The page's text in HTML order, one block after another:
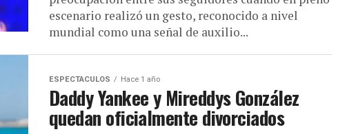
escenario realizó un gesto, reconocido a nivel
mundial como una señal de auxilio...
ESPECTACULOS Hace 1 año
Daddy Yankee y Mireddys González
quedan oficialmente divorciados